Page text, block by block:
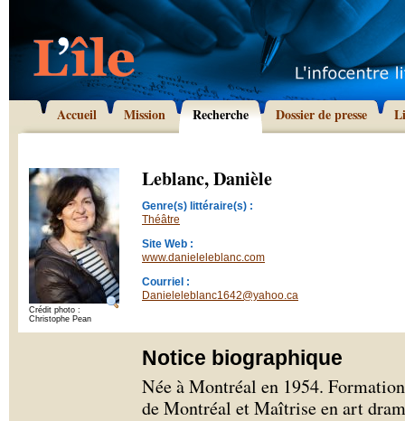
Accueil Mission Recherche Dossier de presse
Crédit photo :
Christophe Pean
Leblanc, Danièle
Genre(s) littéraire(s) :
Théâtre
Site Web :
www.danieleleblanc.com
Courriel :
Danieleleblanc1642@yahoo.ca
Notice biographique
Née à Montréal en 1954.
de Montréal et Maîtrise en art